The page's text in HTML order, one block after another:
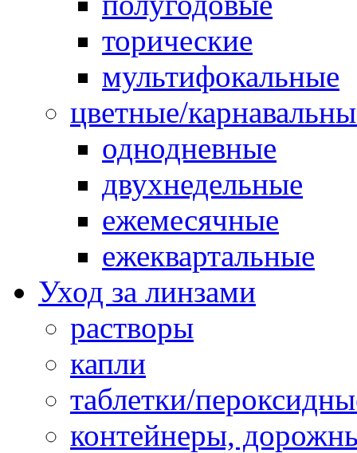
торические
мультифокальные
цветные/
однодневные
двухнедельные
ежемесячные
ежеквартальные
Уход за линзами
растворы
капли
таблетки/
контейнеры,